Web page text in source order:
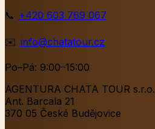
📞 +420 603 769 067
✉️ info@chatatour.cz
Po–Pá: 9:00–15:00
AGENTURA CHATA TOUR s.r.o.
Ant. Barcala 21
370 05 České Budějovice